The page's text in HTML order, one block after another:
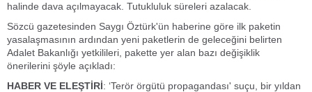
halinde dava açılmayacak. Tutukluluk süreleri azalacak.
Sözcü gazetesinden Saygı Öztürk'ün haberine göre ilk paketin
yasalaşmasının ardından yeni paketlerin de geleceğini belirten
Adalet Bakanlığı yetkilileri, pakette yer alan bazı değişiklik
önerilerini şöyle açıkladı:
HABER VE ELEŞTİRİ: ‘Terör örgütü propagandası' suçu, bir yıldan